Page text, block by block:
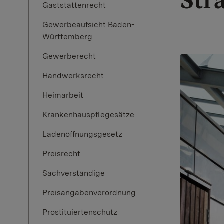
Gaststättenrecht
Gewerbeaufsicht Baden-
Württemberg
Gewerberecht
Handwerksrecht
Heimarbeit
Krankenhauspflegesätze
Ladenöffnungsgesetz
Preisrecht
Sachverständige
Preisangabenverordnung
Prostituiertenschutz